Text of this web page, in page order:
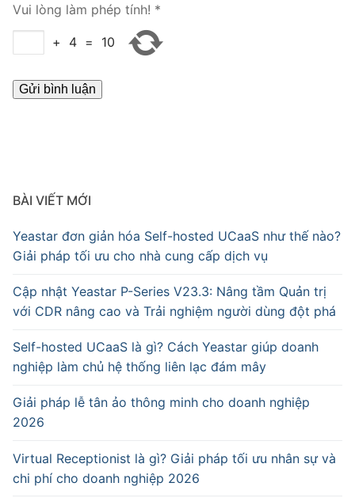
Vui lòng làm phép tính! *
+ 4 = 10
BÀI VIẾT MỚI
Yeastar đơn giản hóa Self-hosted UCaaS như thế nào?
Giải pháp tối ưu cho nhà cung cấp dịch vụ
Cập nhật Yeastar P-Series V23.3: Nâng tầm Quản trị
với CDR nâng cao và Trải nghiệm người dùng đột phá
Self-hosted UCaaS là gì? Cách Yeastar giúp doanh
nghiệp làm chủ hệ thống liên lạc đám mây
Giải pháp lễ tân ảo thông minh cho doanh nghiệp
2026
Virtual Receptionist là gì? Giải pháp tối ưu nhân sự và
chi phí cho doanh nghiệp 2026